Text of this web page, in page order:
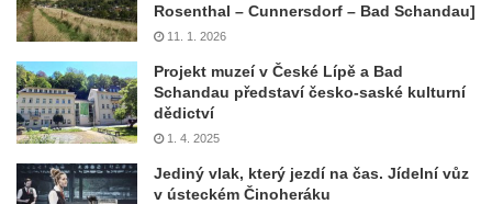
Rosenthal – Cunnersdorf – Bad Schandau]
11. 1. 2026
Projekt muzeí v České Lípě a Bad
Schandau představí česko-saské kulturní
dědictví
1. 4. 2025
Jediný vlak, který jezdí na čas. Jídelní vůz
v ústeckém Činoheráku